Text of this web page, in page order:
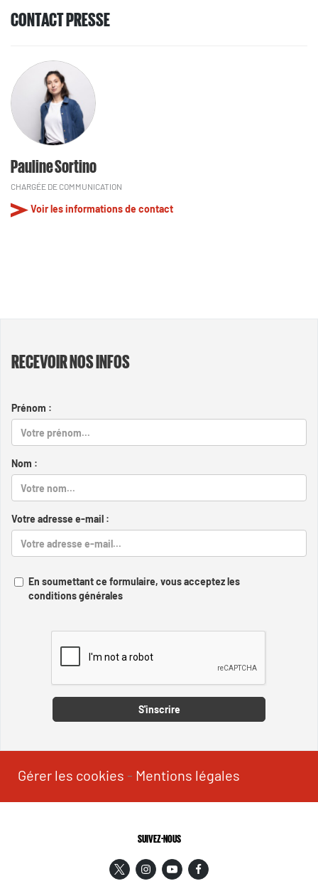
CONTACT PRESSE
Pauline Sortino
CHARGÉE DE COMMUNICATION
Voir les informations de contact
RECEVOIR NOS INFOS
Prénom :
Nom :
Votre adresse e-mail :
En soumettant ce formulaire, vous acceptez les
conditions générales
S'inscrire
Gérer les cookies - Mentions légales
SUIVEZ-NOUS